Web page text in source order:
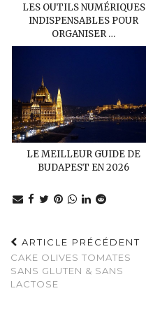
LES OUTILS NUMÉRIQUES
INDISPENSABLES POUR
ORGANISER …
LE MEILLEUR GUIDE DE
BUDAPEST EN 2026
ARTICLE PRÉCÉDENT
CAKE OLIVES TOMATES
SANS GLUTEN & SANS
LACTOSE